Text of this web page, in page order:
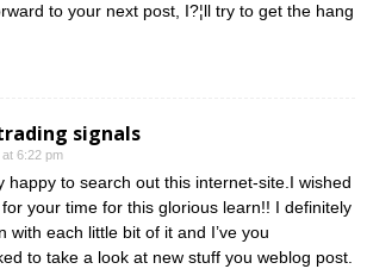
to your next post, I?¦ll try to get the hang
signals
6:22 pm
happy to search out this internet-site.I wished
your time for this glorious learn!! I definitely
with each little bit of it and I’ve you
to take a look at new stuff you weblog post.